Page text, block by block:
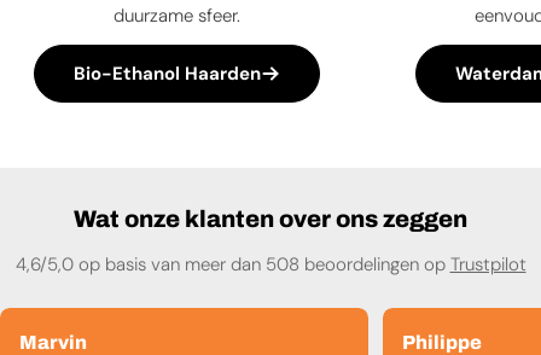
duurzame sfeer.
Bio-Ethanol Haarden
Wat onze klanten over ons zeggen
4,6/5,0 op basis van meer dan 508 beoordelingen op Trustpilot
Marvin Philippe